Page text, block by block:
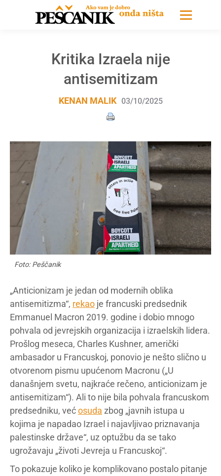
Kritika Izraela nije
antisemitizam
KENAN MALIK 03/10/2025
Foto: Peščanik
„Anticionizam je jedan od modernih oblika
antisemitizma“, rekao je francuski predsednik
Emmanuel Macron 2019. godine i dobio mnogo
pohvala od jevrejskih organizacija i izraelskih lidera.
Prošlog meseca, Charles Kushner, američki
ambasador u Francuskoj, ponovio je nešto slično u
otvorenom pismu upućenom Macronu („U
današnjem svetu, najkraće rečeno, anticionizam je
antisemitizam“). Ali to nije bila pohvala francuskom
predsedniku, većosuda zbog „javnih istupa u
kojima je napadao Izrael i najavljivao priznavanja
palestinske države“, uz optužbu da se tako
ugrožavaju „životi Jevreja u Francuskoj“.
To pokazuje koliko je komplikovano postalo pitanje